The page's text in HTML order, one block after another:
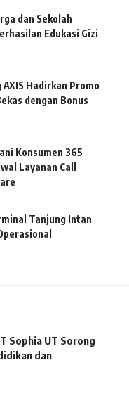
dan Sekolah
Edukasi Gizi
Hadirkan Promo
dengan Bonus
Konsumen 365
Layanan Call
Tanjung Intan
Sophia UT Sorong
dan